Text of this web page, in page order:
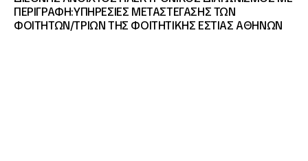
ΠΕΡΙΓΡΑΦΗ:ΥΠΗΡΕΣΙΕΣ METAΣΤΕΓΑΣΗΣ ΤΩΝ
ΦΟΙΤΗΤΩΝ/ΤΡΙΩΝ ΤΗΣ ΦΟΙΤΗΤΙΚΗΣ ΕΣΤΙΑΣ ΑΘΗΝΩΝ